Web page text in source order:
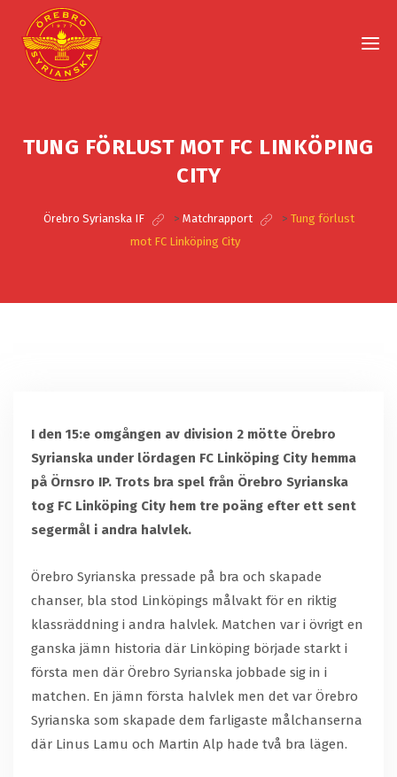
TUNG FÖRLUST MOT FC LINKÖPING
CITY
Örebro Syrianska IF > Matchrapport > Tung förlust
mot FC Linköping City
I den 15:e omgången av division 2 mötte Örebro
Syrianska under lördagen FC Linköping City hemma
på Örnsro IP. Trots bra spel från Örebro Syrianska
tog FC Linköping City hem tre poäng efter ett sent
segermål i andra halvlek.
Örebro Syrianska pressade på bra och skapade
chanser, bla stod Linköpings målvakt för en riktig
klassräddning i andra halvlek. Matchen var i övrigt en
ganska jämn historia där Linköping började starkt i
första men där Örebro Syrianska jobbade sig in i
matchen. En jämn första halvlek men det var Örebro
Syrianska som skapade dem farligaste målchanserna
där Linus Lamu och Martin Alp hade två bra lägen.